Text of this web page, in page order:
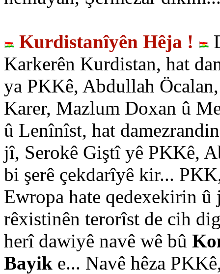
Kurdistanîyên Hêja !
Karkerên Kurdistan, hat
ya PKKê, Abdullah
Karer, Mazlum Doxan û
û Lenînîst, hat
jî, Serokê Giştî yê PKKê,
bi şerê çekdarîyê kir...
Ewropa hate qedexekirin
rêxistinên terorîst de cih
herî dawiyê navê wê bû
Bayik e... Navê hêza